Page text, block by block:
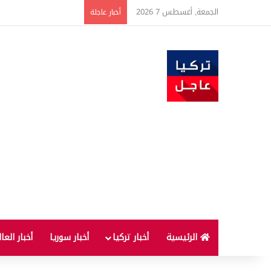
الجمعة, أغسطس 7 2026 أخبار عاجلة
الرئيسية أخبار تركيا أخبار سوريا أخبار